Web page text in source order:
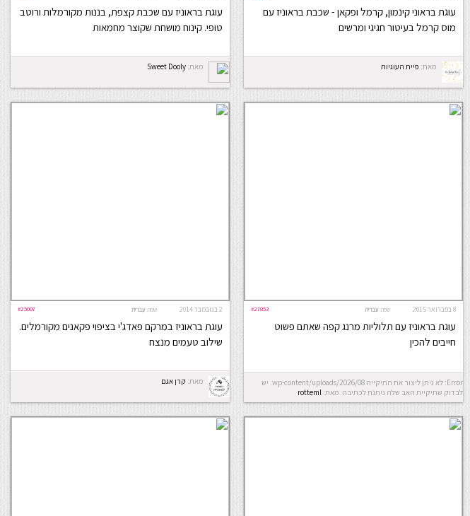
עוגת בראוני קינמון, קרמל ופקאן - שכבת בראוניז עם
מוס קרמל בעיטור חגיגי ומרשים
מאת: פיית העוגיות
עוגת בראוניז עם שכבת קצפת, בננות מקורמלות ורוטב
טופי. קינוח מושחת שקוצר מחמאות
מאת: Sweet Dooly
8 בפברואר 2015 #27853 שפה: עברית
עוגת בראוניז עם תלוליות מרנג קפה שאתם פשוט
חייבים להכין
Error: לא ניתן ליצור את התיקייה wp-content/uploads/2026/08. יש
לבדוק שתיקיית האב שלה ניתנת לכתיבה. מאת: rotteml
2 בנובמבר 2014 #25007 שפה: עברית
עוגת בראוניז במרקם פאדג'י בציפוי פקאנים מקורמלים.
שילוב טעמים מנצח
מאת: קרן אגם